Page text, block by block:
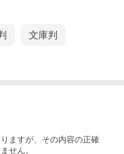
文庫判
ますが、その内容の正確
せん。